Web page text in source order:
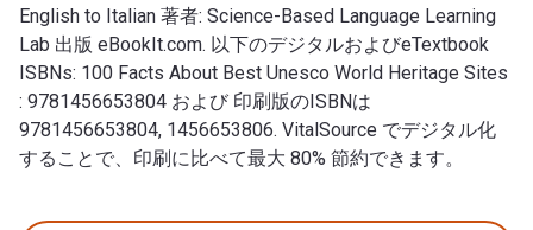
English to Italian 著者: Science-Based Language Learning
Lab 出版 eBookIt.com. 以下のデジタルおよびeTextbook
ISBNs: 100 Facts About Best Unesco World Heritage Sites
: 9781456653804 および 印刷版のISBNは
9781456653804, 1456653806. VitalSource でデジタル化
することで、印刷に比べて最大 80% 節約できます。